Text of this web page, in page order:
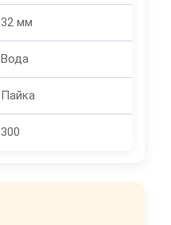
32 мм
Вода
Пайка
300